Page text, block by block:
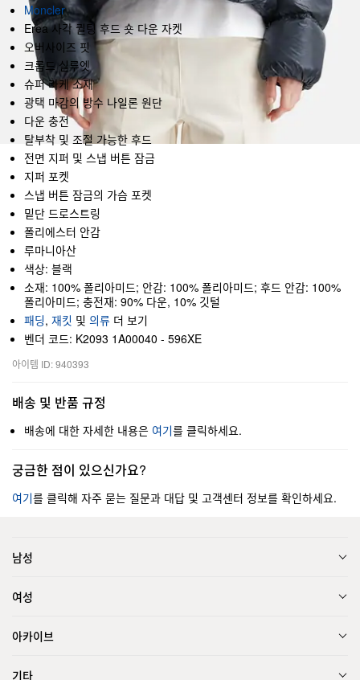
Moncler
Erea 사각 퀼팅 후드 숏 다운 자켓
오버사이즈 핏
크롭드 실루엣
슈퍼 라케 소재
광택 마감의 방수 나일론 원단
다운 충전
탈부착 및 조절 가능한 후드
전면 지퍼 및 스냅 버튼 잠금
지퍼 포켓
스냅 버튼 잠금의 가슴 포켓
밑단 드로스트링
폴리에스터 안감
루마니아산
색상: 블랙
소재: 100% 폴리아미드; 안감: 100% 폴리아미드; 후드 안감: 100%
폴리아미드; 충전재: 90% 다운, 10% 깃털
패딩, 재킷 및 의류 더 보기
벤더 코드: K2093 1A00040 - 596XE
아이템 ID: 940393
배송 및 반품 규정
배송에 대한 자세한 내용은 여기를 클릭하세요.
궁금한 점이 있으신가요?
여기를 클릭해 자주 묻는 질문과 대답 및 고객센터 정보를 확인하세요.
남성
여성
아카이브
기타